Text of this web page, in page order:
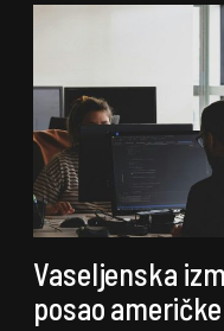
Vaseljenska
posao